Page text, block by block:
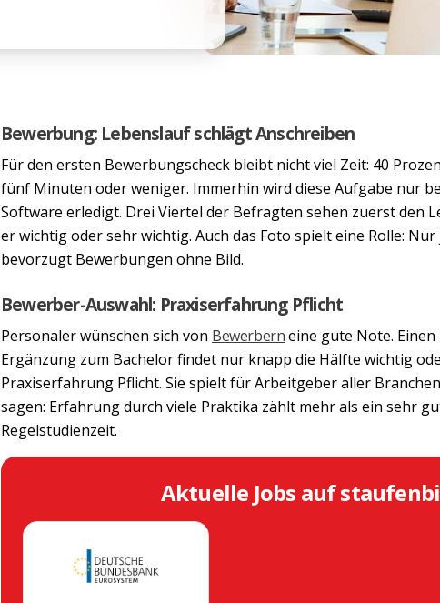
Bewerbung: Lebenslauf schlägt Anschreiben
Für den ersten Bewerbungscheck bleibt nicht viel Zeit: 40
fünf Minuten oder weniger. Immerhin wird diese Aufgabe nur
Software erledigt. Drei Viertel der Befragten sehen zuerst den
er wichtig oder sehr wichtig. Auch das Foto spielt eine Rolle:
bevorzugt Bewerbungen ohne Bild.
Bewerber-Auswahl: Praxiserfahrung Pflicht
Personaler wünschen sich von Bewerberneine gute Note.
Ergänzung zum Bachelor findet nur knapp die Hälfte wichtig
Praxiserfahrung Pflicht. Sie spielt für Arbeitgeber aller
sagen: Erfahrung durch viele Praktika zählt mehr als ein sehr
Regelstudienzeit.
Aktuelle Jobs auf